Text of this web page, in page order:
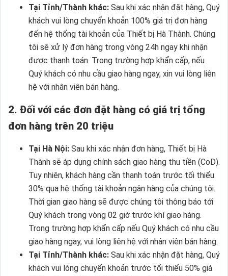
Tại Tỉnh/Thành khác: Sau khi xác nhận đặt hàng, Quý
khách vui lòng chuyển khoản 100% giá trị đơn hàng
đến hệ thống tài khoản của Thiết bị Hà Thành. Chúng
tôi sẽ xử lý đơn hàng trong vòng 24h ngay khi nhận
được thanh toán. Trong trường hợp khẩn cấp, nếu
Quý khách có nhu cầu giao hàng ngay, xin vui lòng liên
hệ với nhân viên bán hàng.
2. Đối với các đơn đặt hàng có giá trị tổng
đơn hàng trên 20 triệu
Tại Hà Nội: Sau khi xác nhận đơn hàng, Thiết bị Hà
Thành sẽ áp dụng chính sách giao hàng thu tiền (CoD).
Tuy nhiên, khách hàng cần thanh toán trước tối thiểu
30% qua hệ thống tài khoản ngân hàng của chúng tôi.
Thời gian giao hàng sẽ được chúng tôi thông báo tới
Quý khách trong vòng 02 giờ trước khí giao hàng.
Trong trường hợp khẩn cấp nếu Quý khách có nhu cầu
giao hàng ngay, vui lòng liên hệ với nhân viên bán hàng.
Tại Tỉnh/Thành khác: Sau khi xác nhận đặt hàng, Quý
khách vui lòng chuyển khoản trước tối thiểu 50% giá